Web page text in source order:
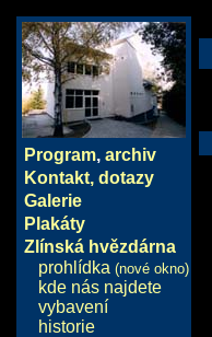
Program, archiv
Kontakt, dotazy
Galerie
Plakáty
Zlínská hvězdárna
prohlídka (nové okno)
kde nás najdete
vybavení
historie